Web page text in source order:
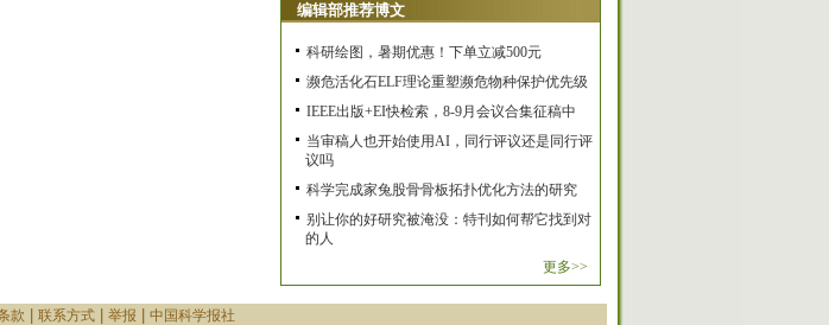
编辑部推荐博文
科研绘图，暑期优惠！下单立减500元
濒危活化石ELF理论重塑濒危物种保护优先级
IEEE出版+EI快检索，8-9月会议合集征稿中
当审稿人也开始使用AI，同行评议还是同行评
议吗
科学完成家兔股骨骨板拓扑优化方法的研究
别让你的好研究被淹没：特刊如何帮它找到对
的人
更多>>
款 联系方式| 举报 中国科学报社